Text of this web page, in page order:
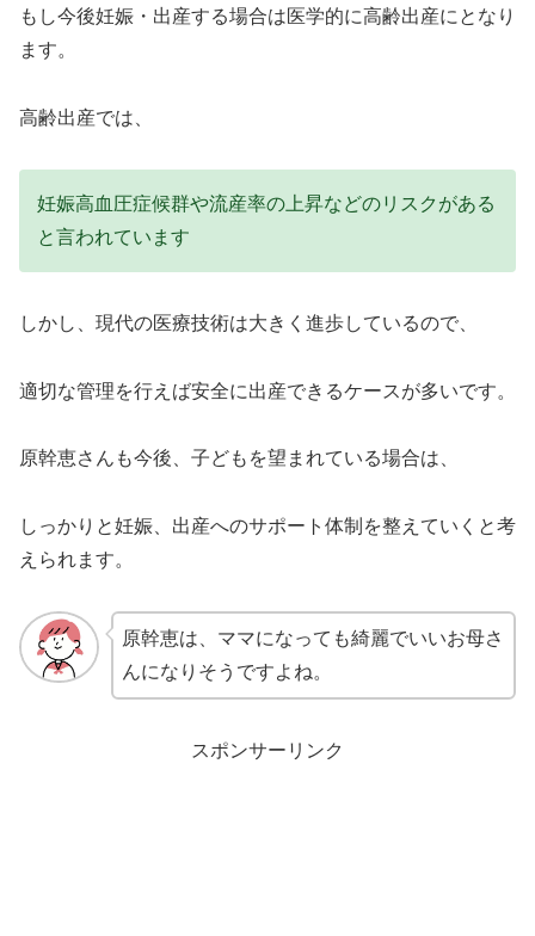
もし今後妊娠・出産する場合は医学的に高齢出産にとなり
ます。
高齢出産では、
妊娠高血圧症候群や流産率の上昇などのリスクがある
と言われています
しかし、現代の医療技術は大きく進歩しているので、
適切な管理を行えば安全に出産できるケースが多いです。
原幹恵さんも今後、子どもを望まれている場合は、
しっかりと妊娠、出産へのサポート体制を整えていくと考
えられます。
原幹恵は、ママになっても綺麗でいいお母さ
んになりそうですよね。
スポンサーリンク